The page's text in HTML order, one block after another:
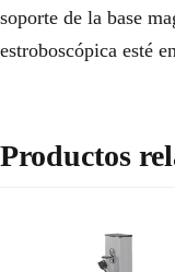
soporte de la base
estroboscópica esté
Productos